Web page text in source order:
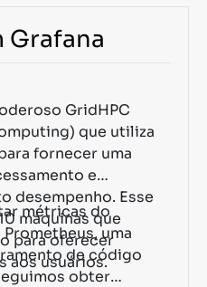
Grafana
GridHPC
que utiliza
fornecer uma
e
desempenho. Esse
máquinas que
para oferecer
aos usuários.
métricas do
uma
de código
obter